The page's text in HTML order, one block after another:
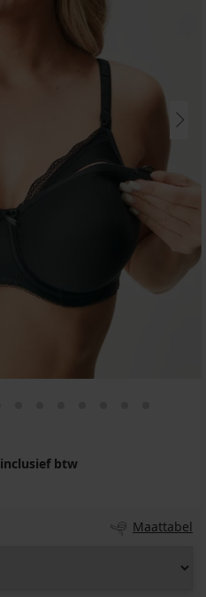
inclusief btw
Maattabel